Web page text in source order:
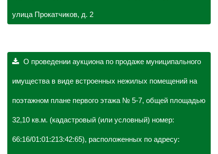
улица Прокатчиков, д. 2
О проведении аукциона по продаже муниципального
имущества в виде встроенных нежилых помещений на
поэтажном плане первого этажа № 5-7, общей площадью
32,10 кв.м. (кадастровый (или условный) номер:
66:16/01:01:213:42:65), расположенных по адресу: